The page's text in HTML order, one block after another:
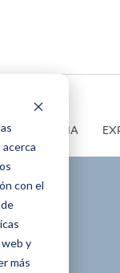
con el
y
más
INTERNA